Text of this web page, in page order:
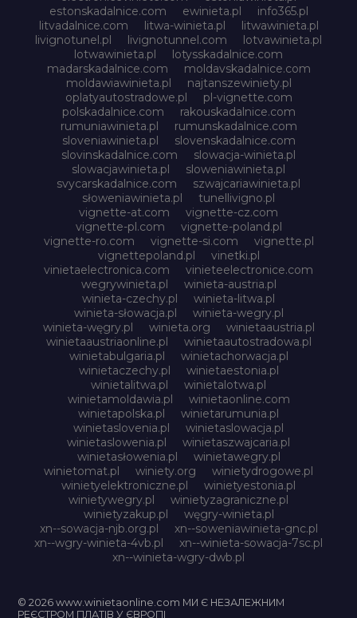
estonskadalnice.com
ewinieta.pl
info365.pl
litvadalnice.com
litwa-winieta.pl
litwawinieta.pl
livignotunel.pl
livignotunnel.com
lotvawinieta.pl
lotwawinieta.pl
lotysskadalnice.com
madarskadalnice.com
moldavskadalnice.com
moldawiawinieta.pl
najtanszewiniety.pl
oplatyautostradowe.pl
pl-vignette.com
polskadalnice.com
rakouskadalnice.com
rumuniawinieta.pl
rumunskadalnice.com
sloveniawinieta.pl
slovenskadalnice.com
slovinskadalnice.com
slowacja-winieta.pl
slowacjawinieta.pl
sloweniawinieta.pl
svycarskadalnice.com
szwajcariawinieta.pl
słoweniawinieta.pl
tunellivigno.pl
vignette-at.com
vignette-cz.com
vignette-pl.com
vignette-poland.pl
vignette-ro.com
vignette-si.com
vignette.pl
vignettepoland.pl
vinetki.pl
vinietaelectronica.com
vinieteelectronice.com
wegrywinieta.pl
winieta-austria.pl
winieta-czechy.pl
winieta-litwa.pl
winieta-słowacja.pl
winieta-wegry.pl
winieta-węgry.pl
winieta.org
winietaaustria.pl
winietaaustriaonline.pl
winietaautostradowa.pl
winietabulgaria.pl
winietachorwacja.pl
winietaczechy.pl
winietaestonia.pl
winietalitwa.pl
winietalotwa.pl
winietamoldawia.pl
winietaonline.com
winietapolska.pl
winietarumunia.pl
winietaslovenia.pl
winietaslowacja.pl
winietaslowenia.pl
winietaszwajcaria.pl
winietasłowenia.pl
winietawegry.pl
winietomat.pl
winiety.org
winietydrogowe.pl
winietyelektroniczne.pl
winietyestonia.pl
winietywegry.pl
winietyzagraniczne.pl
winietyzakup.pl
węgry-winieta.pl
xn--sowacja-njb.org.pl
xn--soweniawinieta-gnc.pl
xn--wgry-winieta-4vb.pl
xn--winieta-sowacja-7sc.pl
xn--winieta-wgry-dwb.pl
© 2026 www.winietaonline.com МИ Є НЕЗАЛЕЖНИМ
РЕЄСТРОМ ПЛАТІВ У ЄВРОПІ